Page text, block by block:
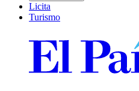
Licita
Turismo